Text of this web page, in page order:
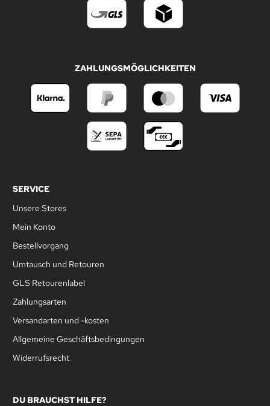
ZAHLUNGSMÖGLICHKEITEN
SERVICE
Unsere Stores
Mein Konto
Bestellvorgang
Umtausch und Retouren
GLS Retourenlabel
Zahlungsarten
Versandarten und -kosten
Allgemeine Geschäftsbedingungen
Widerrufsrecht
DU BRAUCHST HILFE?